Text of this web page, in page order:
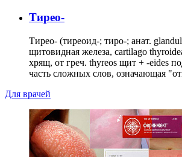
Тирео-
Тирео- (тиреоид-; тиро-; анат.
щитовидная железа, cartilago
хрящ, от греч. thyreos щит + -eides
часть сложных слов, означающая
Для врачей